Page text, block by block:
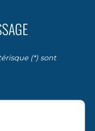
(*) sont